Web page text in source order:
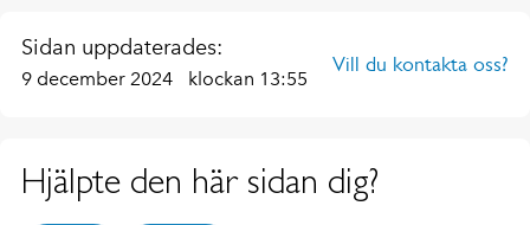
Sidan uppdaterades:
9 december 2024 klockan 13:55
Vill du kontakta oss?
Hjälpte den här sidan dig?